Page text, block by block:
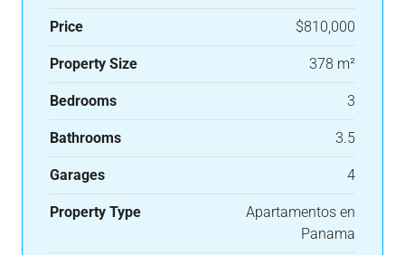
Price $810,000
Property Size 378 m²
Bedrooms 3
Bathrooms 3.5
Garages 4
Property Type
Apartamentos en
Panama